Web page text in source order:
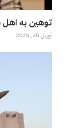
توهین به
آوریل 25, 2025